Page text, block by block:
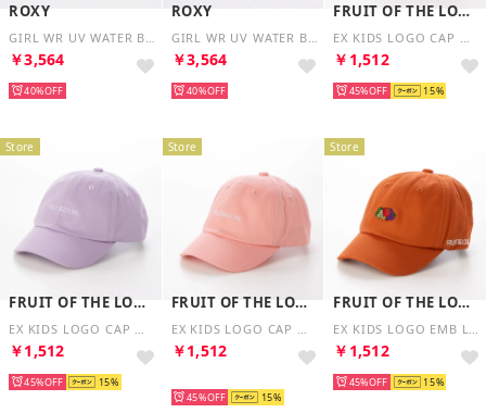
ROXY
GIRL WR UV WATER BEA （マルチカラー）
￥3,564
40%
ROXY
GIRL WR UV WATER BEA （ブラック）
￥3,564
40%
FRUIT OF THE LOOM
EX KIDS LOGO CAP （イエロー）
￥1,512
45% 15
Store
FRUIT OF THE LOOM
EX KIDS LOGO CAP （パープル）
￥1,512
45% 15
Store
FRUIT OF THE LOOM
EX KIDS LOGO CAP （ピンク）
￥1,512
45% 15
Store
FRUIT OF THE LOOM
EX KIDS LOGO EMB LAW CAP （オレンジ）
￥1,512
45% 15